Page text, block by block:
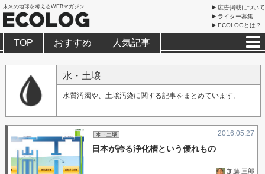
未来の地球を考えるWEBマガジン
広告掲載について
ライター募集
ECOLOGとは？
TOP おすすめ 人気記事
水・土壌
水質汚濁や、土壌汚染に関する記事をまとめています。
水・土壌 2016.05.27
日本が誇る浄化槽という優れもの
加藤 三郎